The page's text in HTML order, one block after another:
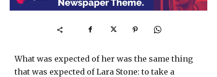
What was expected of her was the same thing
that was expected of Lara Stone: to take a